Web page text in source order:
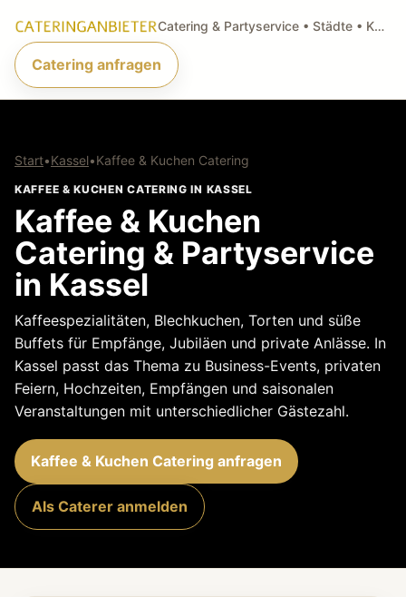
Catering & Partyservice • Städte • Küchenarten • Anfragen
Catering anfragen
Start•Kassel•Kaffee & Kuchen Catering
KAFFEE & KUCHEN CATERING IN KASSEL
Kaffee & Kuchen
Catering & Partyservice
in Kassel
Kaffeespezialitäten, Blechkuchen, Torten und süße
Buffets für Empfänge, Jubiläen und private Anlässe. In
Kassel passt das Thema zu Business-Events, privaten
Feiern, Hochzeiten, Empfängen und saisonalen
Veranstaltungen mit unterschiedlicher Gästezahl.
Kaffee & Kuchen Catering anfragen
Als Caterer anmelden